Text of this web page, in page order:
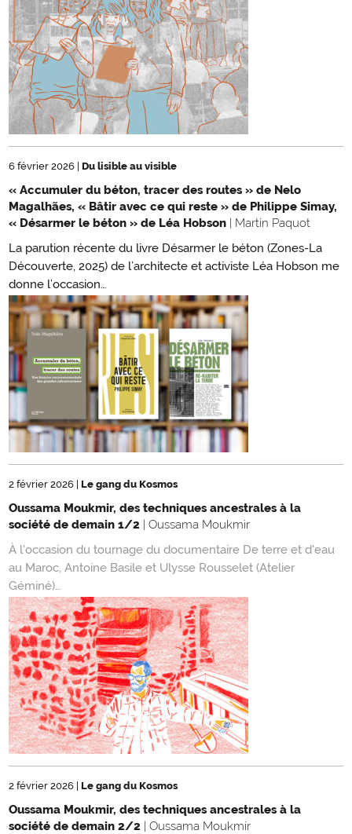
6 février 2026 Du lisible au visible
« Accumuler du béton, tracer des routes » de Nelo
Magalhães, « Bâtir avec ce qui reste » de Philippe Simay,
« Désarmer le béton » de Léa Hobson | Martin Paquot
La parution récente du livre Désarmer le béton (Zones-La
Découverte, 2025) de l’architecte et activiste Léa Hobson me
donne l’occasion…
2 février 2026 Le gang du Kosmos
Oussama Moukmir, des techniques ancestrales à la
société de demain 1/2 | Oussama Moukmir
À l'occasion du tournage du documentaire De terre et d'eau
au Maroc, Antoine Basile et Ulysse Rousselet (Atelier
Géminé)…
2 février 2026 Le gang du Kosmos
Oussama Moukmir, des techniques ancestrales à la
société de demain 2/2 | Oussama Moukmir